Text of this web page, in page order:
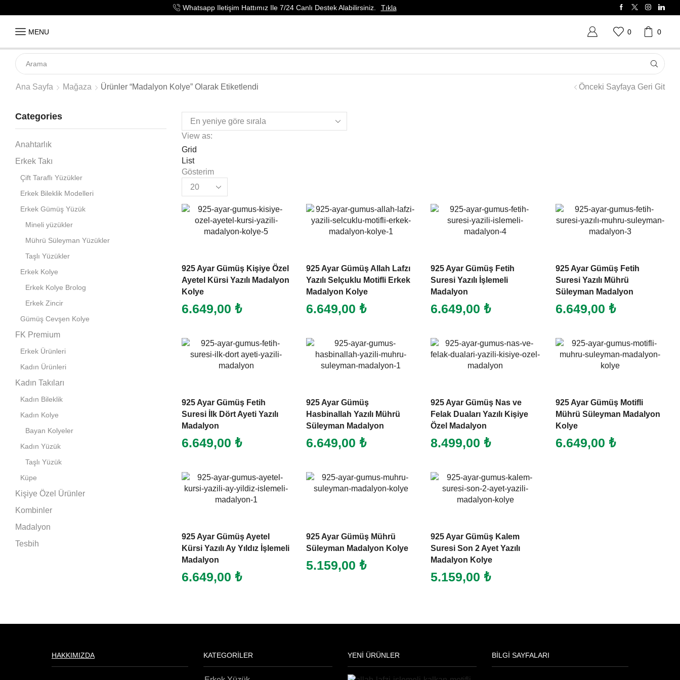
Whatsapp Iletişim Hattımız Ile 7/24 Canlı Destek Alabilirsiniz. Tıkla
MENU 0 0
Ana Sayfa Mağaza Ürünler “madalyon Kolye” Olarak Etiketlendi Önceki Sayfaya Geri Git
View as:
Grid
List
Gösterim
925 Ayar Gümüş Kişiye Özel
Ayetel Kürsi Yazılı Madalyon
Kolye
6.649,00 ₺
925 Ayar Gümüş Allah Lafzı
Yazılı Selçuklu Motifli Erkek
Madalyon Kolye
6.649,00 ₺
925 Ayar Gümüş Fetih
Suresi Yazılı İşlemeli
Madalyon
6.649,00 ₺
925 Ayar Gümüş Fetih
Suresi Yazılı Mührü
Süleyman Madalyon
6.649,00 ₺
925 Ayar Gümüş Fetih
Suresi İlk Dört Ayeti Yazılı
Madalyon
6.649,00 ₺
925 Ayar Gümüş
Hasbinallah Yazılı Mührü
Süleyman Madalyon
6.649,00 ₺
925 Ayar Gümüş Nas ve
Felak Duaları Yazılı Kişiye
Özel Madalyon
8.499,00 ₺
925 Ayar Gümüş Motifli
Mührü Süleyman Madalyon
Kolye
6.649,00 ₺
925 Ayar Gümüş Ayetel
Kürsi Yazılı Ay Yıldız İşlemeli
Madalyon
6.649,00 ₺
925 Ayar Gümüş Mührü
Süleyman Madalyon Kolye
5.159,00 ₺
925 Ayar Gümüş Kalem
Suresi Son 2 Ayet Yazılı
Madalyon Kolye
5.159,00 ₺
Categories
Anahtarlık
Erkek Takı
Çift Taraflı Yüzükler
Erkek Bileklik Modelleri
Erkek Gümüş Yüzük
Mineli yüzükler
Mührü Süleyman Yüzükler
Taşlı Yüzükler
Erkek Kolye
Erkek Kolye Brolog
Erkek Zincir
Gümüş Cevşen Kolye
FK Premium
Erkek Ürünleri
Kadın Ürünleri
Kadın Takıları
Kadın Bileklik
Kadın Kolye
Bayan Kolyeler
Kadın Yüzük
Taşlı Yüzük
Küpe
Kişiye Özel Ürünler
Kombinler
Madalyon
Tesbih
HAKKIMIZDA KATEGORİLER YENİ ÜRÜNLER BILGI SAYFALARI